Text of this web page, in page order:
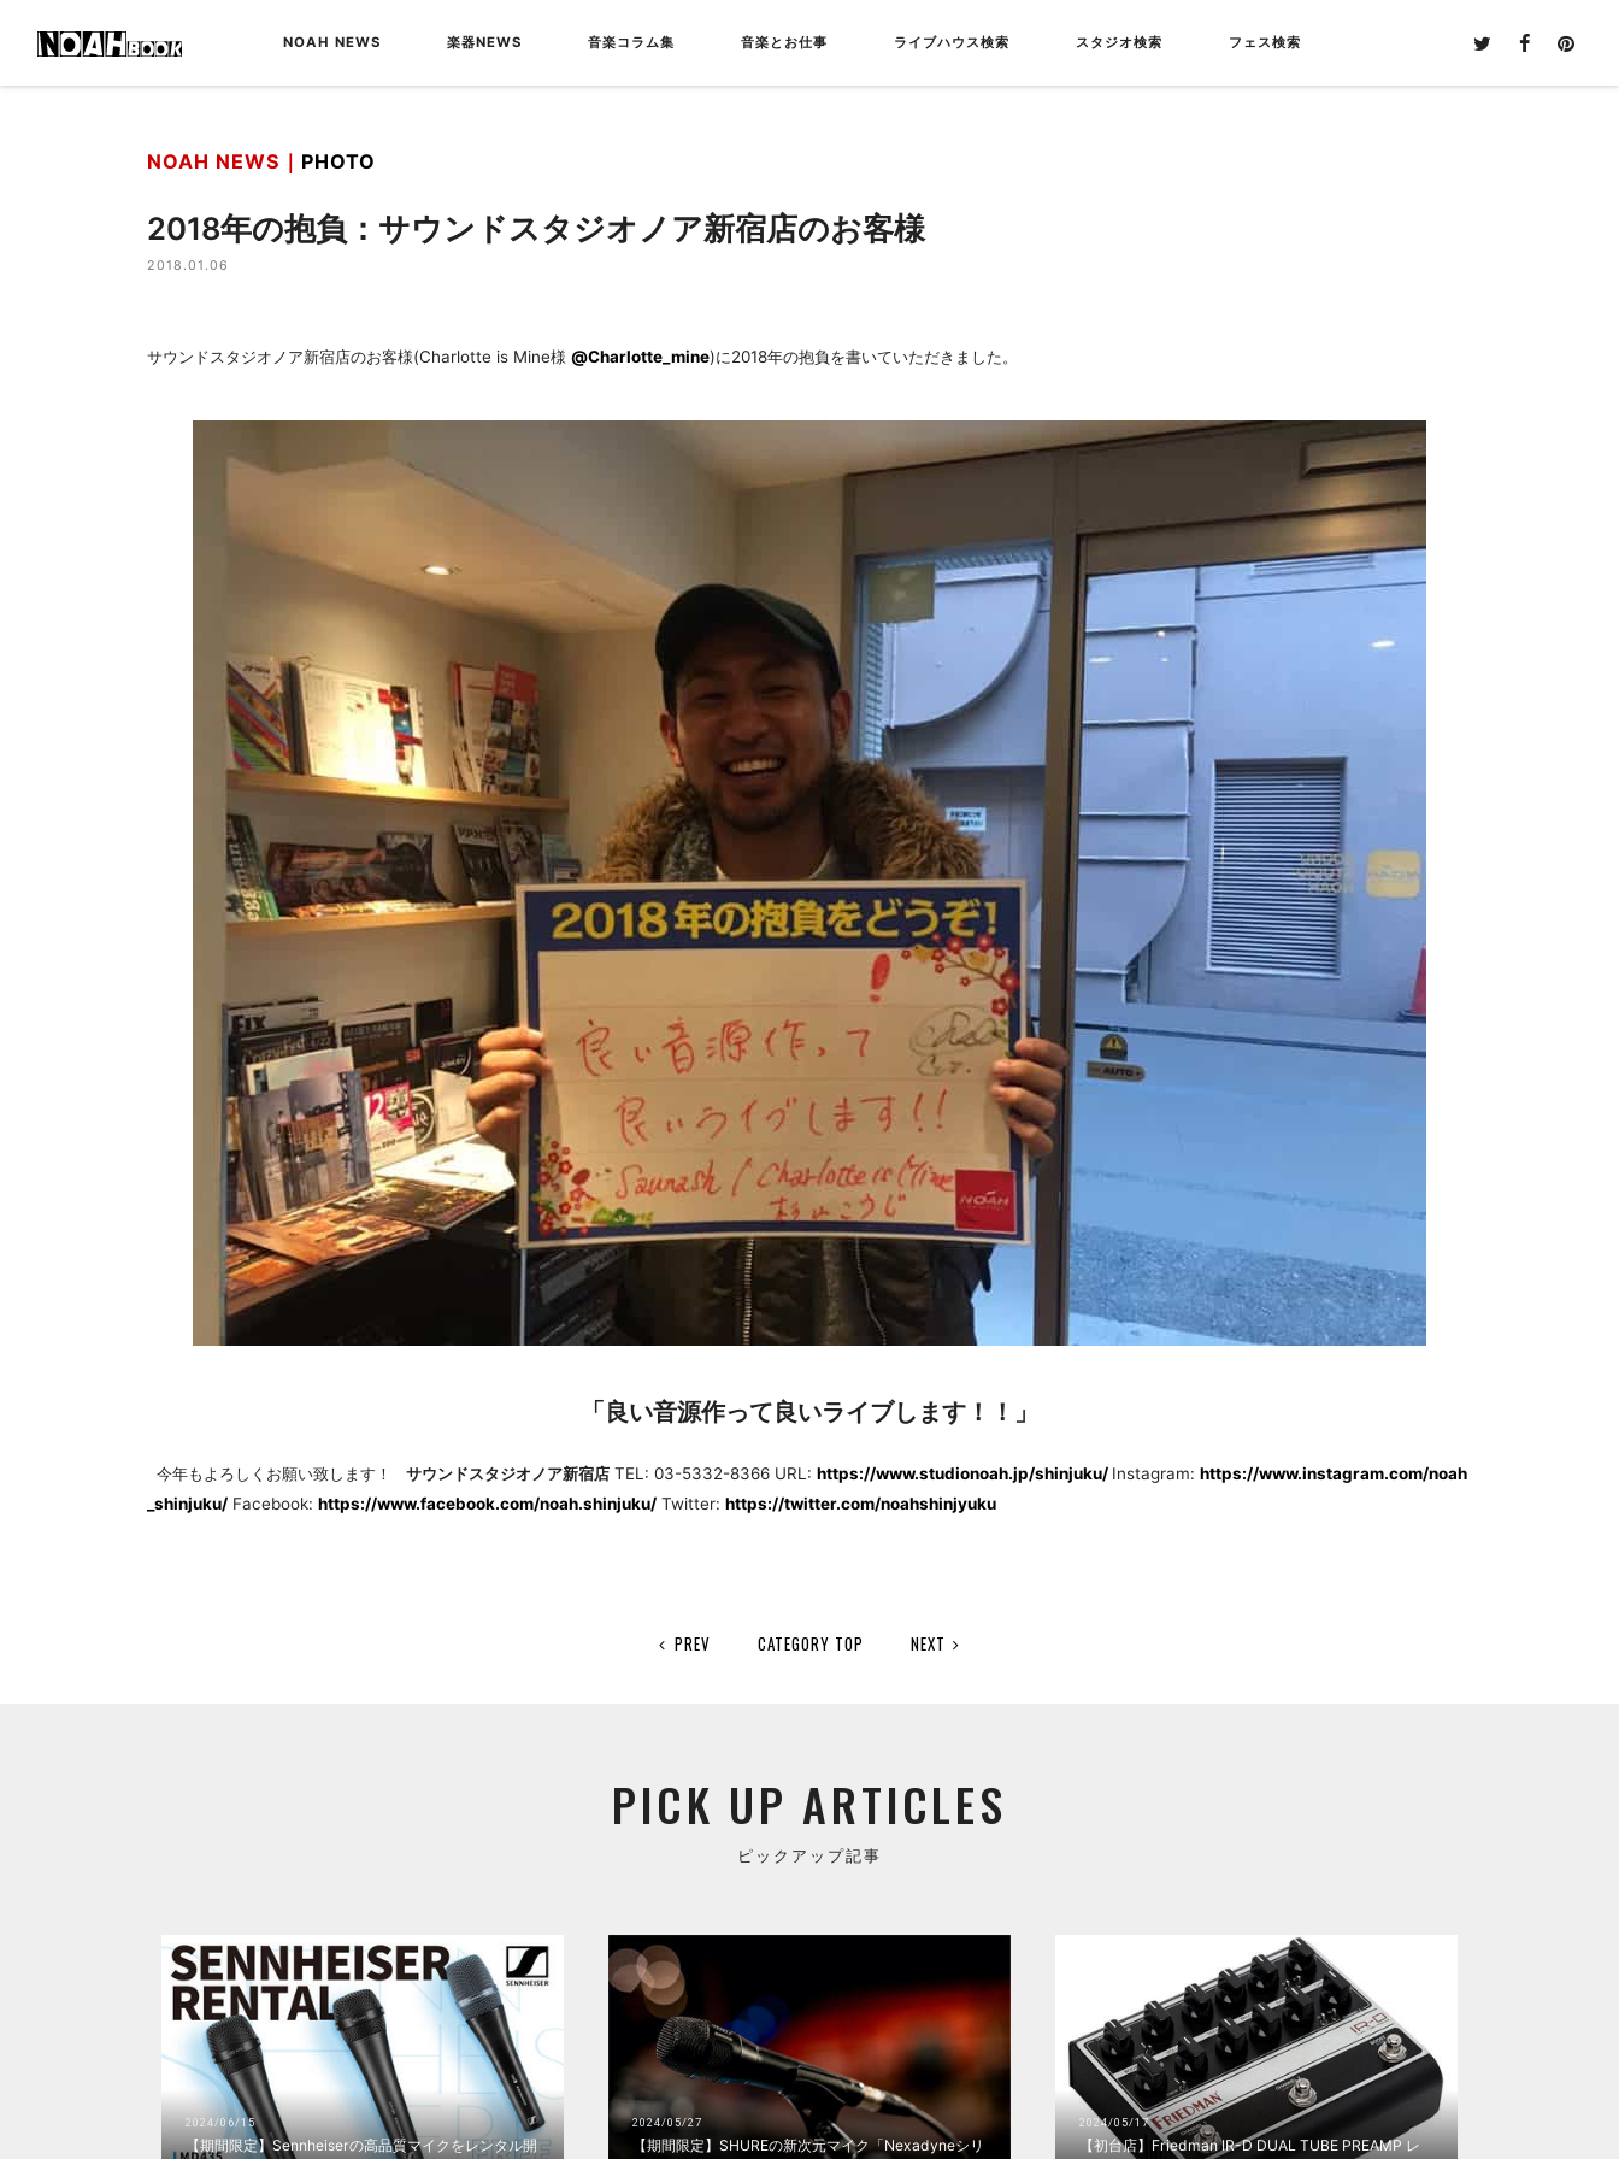
NOAH NEWS 楽器NEWS 音楽コラム集 音楽とお仕事 ライブハウス検索 スタジオ検索 フェス検索
NOAH NEWS｜ PHOTO
2018年の抱負：サウンドスタジオノア新宿店のお客様
2018.01.06
サウンドスタジオノア新宿店のお客様(Charlotte is Mine様 @Charlotte_mine)に2018年の抱負を書いていただきました。
「良い音源作って良いライブします！！」
今年もよろしくお願い致します！ サウンドスタジオノア新宿店 TEL: 03-5332-8366 URL: https://www.studionoah.jp/shinjuku/ Instagram: https://www.instagram.com/noah
_shinjuku/ Facebook: https://www.facebook.com/noah.shinjuku/ Twitter: https://twitter.com/noahshinjyuku
PREV CATEGORY TOP NEXT
PICK UP ARTICLES
ピックアップ記事
2024/06/15
【期間限定】Sennheiserの高品質マイクをレンタル開
2024/05/27
【期間限定】SHUREの新次元マイク「Nexadyneシリ
2024/05/17
【初台店】Friedman IR-D DUAL TUBE PREAMP レ